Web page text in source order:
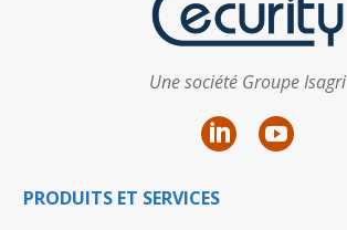
Une société Groupe Isagri
PRODUITS ET SERVICES